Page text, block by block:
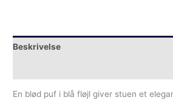
Beskrivelse
En blød puf i blå fløjl giver stuen et